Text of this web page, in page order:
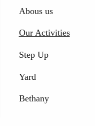
Abous us
Our Activities
Step Up
Yard
Bethany